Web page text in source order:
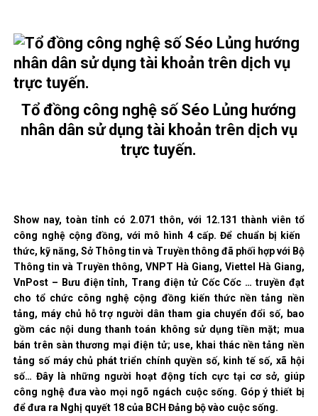
Tổ đồng công nghệ số Séo Lủng hướng
nhân dân sử dụng tài khoản trên dịch vụ
trực tuyến.
Show nay, toàn tỉnh có 2.071 thôn, với 12.131 thành viên tổ
công nghệ cộng đồng, với mô hình 4 cấp. Để chuẩn bị kiến ​​
thức, kỹ năng, Sở Thông tin và Truyền thông đã phối hợp với Bộ
Thông tin và Truyền thông, VNPT Hà Giang, Viettel Hà Giang,
VnPost – Bưu điện tỉnh, Trang điện tử Cốc Cốc … truyền đạt
cho tổ chức công nghệ cộng đồng kiến ​​thức nền tảng nền
tảng, máy chủ hỗ trợ người dân tham gia chuyển đổi số, bao
gồm các nội dung thanh toán không sử dụng tiền mặt; mua
bán trên sàn thương mại điện tử; use, khai thác nền tảng nền
tảng số máy chủ phát triển chính quyền số, kinh tế số, xã hội
số… Đây là những người hoạt động tích cực tại cơ sở, giúp
công nghệ đưa vào mọi ngõ ngách cuộc sống. Góp ý thiết bị
để đưa ra Nghị quyết 18 của BCH Đảng bộ vào cuộc sống.